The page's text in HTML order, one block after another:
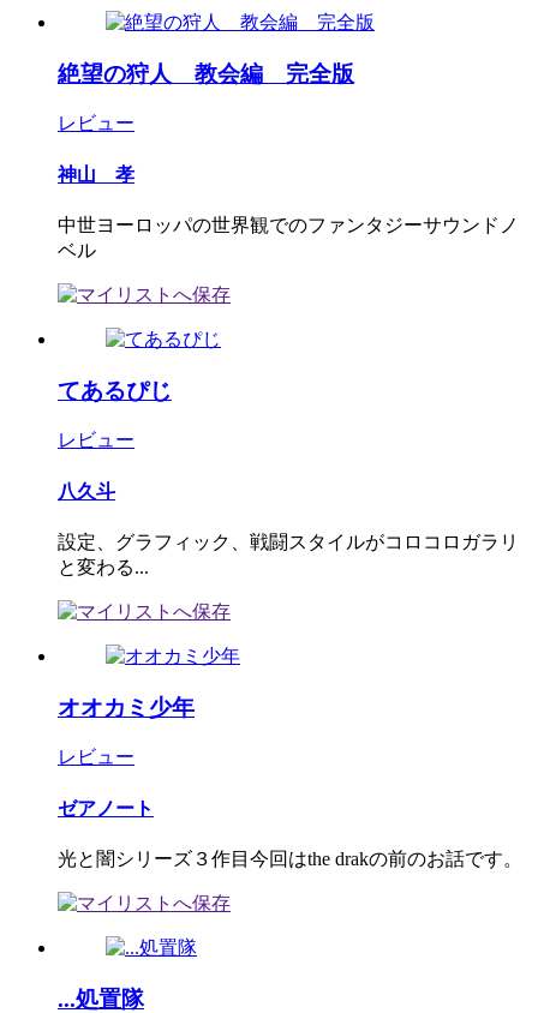
絶望の狩人 教会編 完全版
レビュー
神山 孝
中世ヨーロッパの世界観でのファンタジーサウンドノ
ベル
てあるぴじ
レビュー
八久斗
設定、グラフィック、戦闘スタイルがコロコロガラリ
と変わる...
オオカミ少年
レビュー
ゼアノート
光と闇シリーズ３作目今回はthe drakの前のお話です。
...処置隊